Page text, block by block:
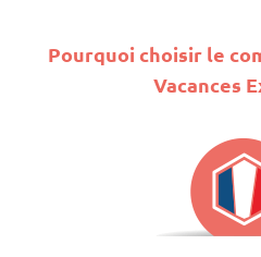
Pourquoi choisir le
Vacances